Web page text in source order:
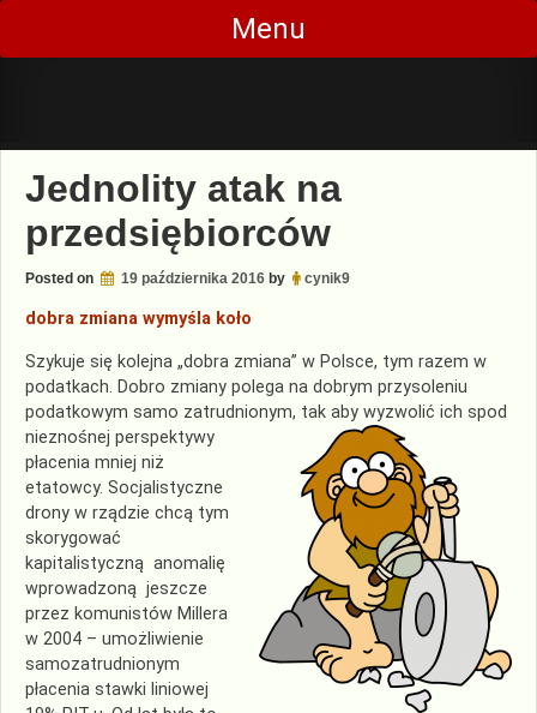
Skip
content
Menu
Jednolity atak na
przedsiębiorców
Posted on 19 października 2016 by cynik9
dobra zmiana wymyśla koło
Szykuje się kolejna „dobra zmiana” w Polsce, tym razem w
podatkach. Dobro zmiany polega na dobrym przysoleniu
podatkowym samo zatrudnionym, tak aby wyzwolić ich spod
nieznośnej perspektywy
płacenia mniej niż
etatowcy. Socjalistyczne
drony w rządzie chcą tym
skorygować
kapitalistyczną anomalię
wprowadzoną jeszcze
przez komunistów Millera
w 2004 – umożliwienie
samozatrudnionym
płacenia stawki liniowej